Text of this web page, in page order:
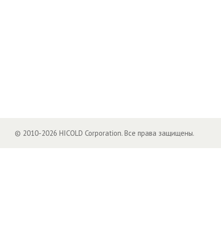
© 2010-2026 HICOLD Corporation. Все права защищены.